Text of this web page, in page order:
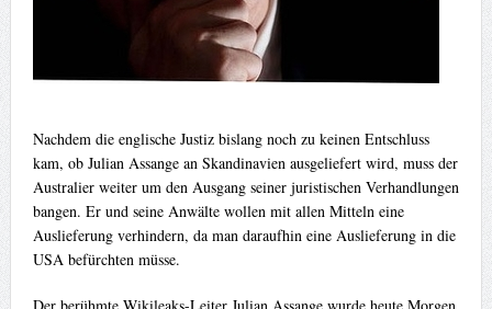
Nachdem die englische Justiz bislang noch zu keinen Entschluss
kam, ob Julian Assange an Skandinavien ausgeliefert wird, muss der
Australier weiter um den Ausgang seiner juristischen Verhandlungen
bangen. Er und seine Anwälte wollen mit allen Mitteln eine
Auslieferung verhindern, da man daraufhin eine Auslieferung in die
USA befürchten müsse.